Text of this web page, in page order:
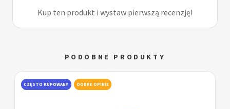
Kup ten produkt i wystaw pierwszą recenzję!
PODOBNE PRODUKTY
CZĘSTO KUPOWANY DOBRE OPINIE